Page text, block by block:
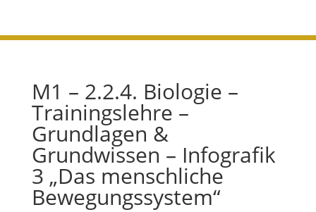
M1 – 2.2.4. Biologie –
Trainingslehre –
Grundlagen &
Grundwissen – Infografik
3 „Das menschliche
Bewegungssystem“